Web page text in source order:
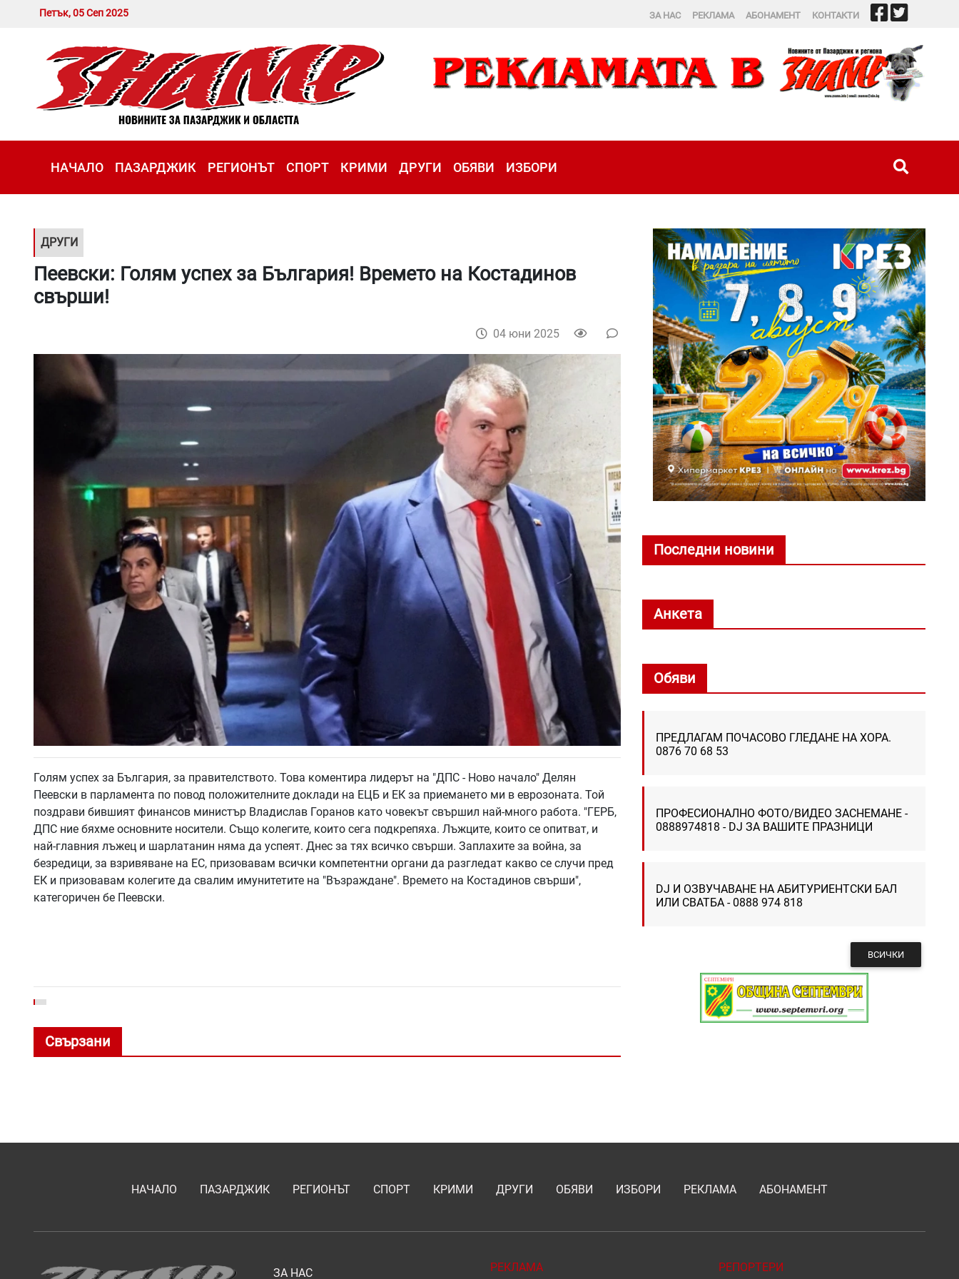
Петък, 05 Сеп 2025 ЗА НАС РЕКЛАМА АБОНАМЕНТ КОНТАКТИ
НАЧАЛО ПАЗАРДЖИК РЕГИОНЪТ СПОРТ КРИМИ ДРУГИ ОБЯВИ ИЗБОРИ
ДРУГИ
Пеевски: Голям успех за България! Времето на Костадинов
свърши!
04 юни 2025
Голям успех за България, за правителството. Това коментира лидерът на "ДПС - Ново начало" Делян
Пеевски в парламента по повод положителните доклади на ЕЦБ и ЕК за приемането ми в еврозоната. Той
поздрави бившият финансов министър Владислав Горанов като човекът свършил най-много работа. "ГЕРБ,
ДПС ние бяхме основните носители. Също колегите, които сега подкрепяха. Лъжците, които се опитват, и
най-главния лъжец и шарлатанин няма да успеят. Днес за тях всичко свърши. Заплахите за война, за
безредици, за взривяване на ЕС, призовавам всички компетентни органи да разгледат какво се случи пред
ЕК и призовавам колегите да свалим имунитетите на "Възраждане". Времето на Костадинов свърши",
категоричен бе Пеевски.
Свързани
Последни новини
Анкета
Обяви
ПРЕДЛАГАМ ПОЧАСОВО ГЛЕДАНЕ НА ХОРА.
0876 70 68 53
ПРОФЕСИОНАЛНО ФОТО/ВИДЕО ЗАСНЕМАНЕ -
0888974818 - DJ ЗА ВАШИТЕ ПРАЗНИЦИ
DJ И ОЗВУЧАВАНЕ НА АБИТУРИЕНТСКИ БАЛ
ИЛИ СВАТБА - 0888 974 818
ВСИЧКИ
НАЧАЛО ПАЗАРДЖИК РЕГИОНЪТ СПОРТ КРИМИ ДРУГИ ОБЯВИ ИЗБОРИ РЕКЛАМА АБОНАМЕНТ
ЗА НАС РЕКЛАМА РЕПОРТЕРИ